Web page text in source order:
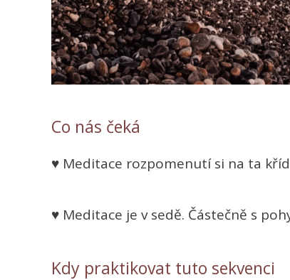
Co nás čeká
♥ Meditace rozpomenutí si na ta
♥ Meditace je v sedě. Částečně s
Kdy praktikovat tuto sekvenci